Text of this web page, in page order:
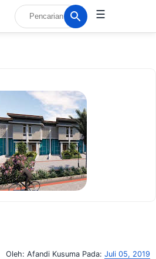
☰
Oleh: Afandi Kusuma Pada: Juli 05, 2019